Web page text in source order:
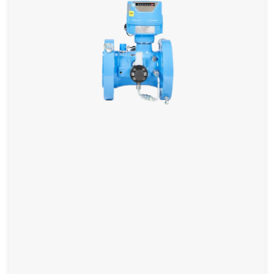
MID zugelassen durch die PTB
6 Direktmesspfade, angeordnet als X in 3 Ebenen
Hohe Strömungsgeschwindigkeit (bis 40 m/s),
Voll gekapselte, robuste und schmutzabweisende